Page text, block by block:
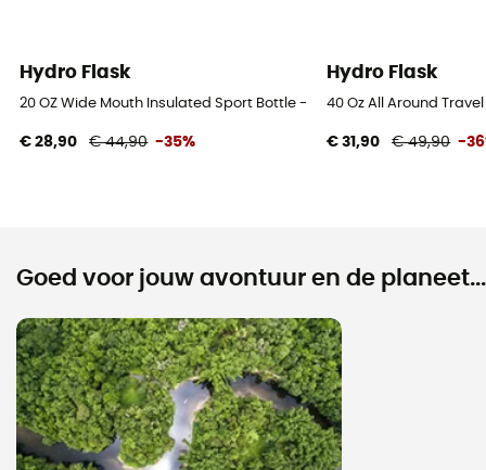
Hydro Flask
20 OZ Wide Mouth Insulated Sport Bottle - Isoleerfles
€ 28,90 € 44,90 -35%
Hydro Flask
40 Oz All Around
€ 31,90 € 49,90 -
Goed voor jouw avontuur en de planeet...